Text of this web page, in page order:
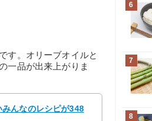
す。オリーブオイルと
一品が出来上がりま
んなのレシピが348
6
7
8